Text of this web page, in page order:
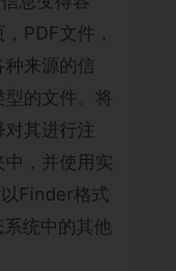
PDF文件，
来源的信
的文件。将
其进行注
，并使用实
Finder格式
统中的其他